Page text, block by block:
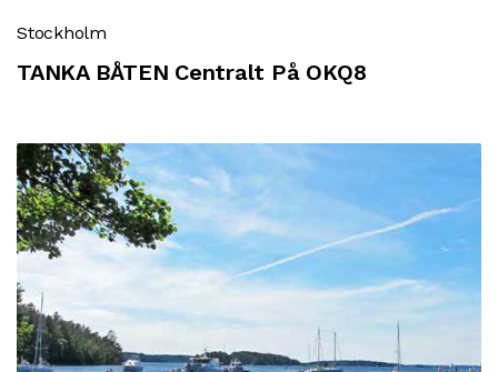
Stockholm
TANKA BÅTEN Centralt På OKQ8